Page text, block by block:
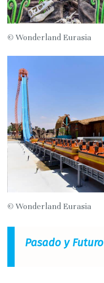
© Wonderland Eurasia
© Wonderland Eurasia
Pasado y Futuro